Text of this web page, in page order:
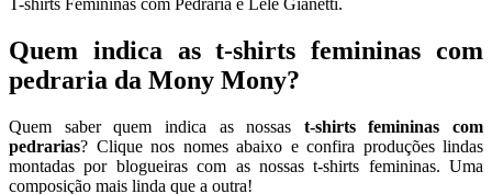
T-shirts Femininas com Pedraria e Lelê Gianetti.
Quem indica as t-shirts femininas com
pedraria da Mony Mony?
Quem saber quem indica as nossas t-shirts femininas com
pedrarias? Clique nos nomes abaixo e confira produções lindas
montadas por blogueiras com as nossas t-shirts femininas. Uma
composição mais linda que a outra!